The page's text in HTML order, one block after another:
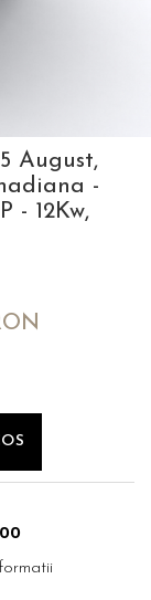
August,
-
- 12Kw,